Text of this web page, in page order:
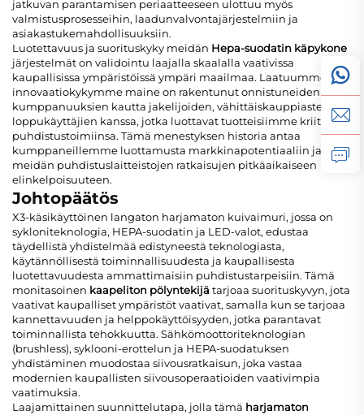
jatkuvan parantamisen periaatteeseen ulottuu myös
valmistusprosesseihin, laadunvalvontajärjestelmiin ja
asiakastukemahdollisuuksiin.
Luotettavuus ja suorituskyky meidän Hepa-suodatin käpykone
järjestelmät on validointu laajalla skaalalla vaativissa
kaupallisissa ympäristöissä ympäri maailmaa. Laatuumme ja
innovaatiokykymme maine on rakentunut onnistuneiden
kumppanuuksien kautta jakelijoiden, vähittäiskauppiasten ja
loppukäyttäjien kanssa, jotka luottavat tuotteisiimme kriittisiin
puhdistustoimiinsa. Tämä menestyksen historia antaa
kumppaneillemme luottamusta markkinapotentiaaliin ja
meidän puhdistuslaitteistojen ratkaisujen pitkäaikaiseen
elinkelpoisuuteen.
Johtopäätös
X3-käsikäyttöinen langaton harjamaton kuivaimuri, jossa on
sykloniteknologia, HEPA-suodatin ja LED-valot, edustaa
täydellistä yhdistelmää edistyneestä teknologiasta,
käytännöllisestä toiminnallisuudesta ja kaupallisesta
luotettavuudesta ammattimaisiin puhdistustarpeisiin. Tämä
monitasoinen kaapeliton pölyntekijä tarjoaa suorituskyvyn, jota
vaativat kaupalliset ympäristöt vaativat, samalla kun se tarjoaa
kannettavuuden ja helppokäyttöisyyden, jotka parantavat
toiminnallista tehokkuutta. Sähkömoottoriteknologian
(brushless), syklooni-erottelun ja HEPA-suodatuksen
yhdistäminen muodostaa siivousratkaisun, joka vastaa
modernien kaupallisten siivousoperaatioiden vaativimpia
vaatimuksia.
Laajamittainen suunnittelutapa, jolla tämä harjamaton